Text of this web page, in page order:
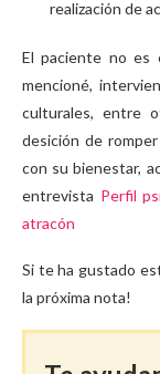
realización de
El paciente no es
mencioné,
culturales, entre
desición de
con su bienestar,
entrevista Perfil
atracón
Si te ha gustado
la próxima nota!